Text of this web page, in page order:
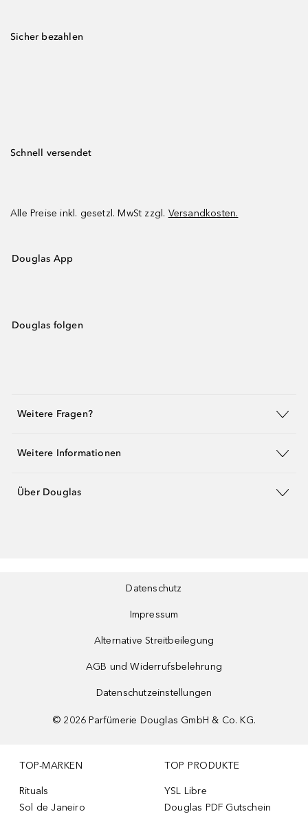
Sicher bezahlen
Schnell versendet
Alle Preise inkl. gesetzl. MwSt zzgl. Versandkosten.
Douglas App
Douglas folgen
Weitere Fragen?
Weitere Informationen
Über Douglas
Datenschutz
Impressum
Alternative Streitbeilegung
AGB und Widerrufsbelehrung
Datenschutzeinstellungen
© 2026 Parfümerie Douglas GmbH & Co. KG.
TOP-MARKEN
Rituals
Sol de Janeiro
TOP PRODUKTE
YSL Libre
Douglas PDF Gutschein